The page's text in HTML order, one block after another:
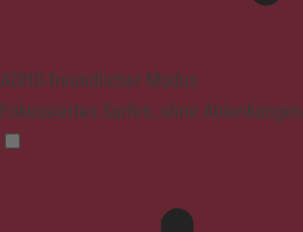
ADHD-freundlicher Modus
Fokussiertes Surfen, ohne Ablenkungen